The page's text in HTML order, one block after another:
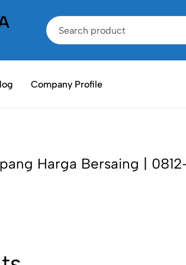
Company Profile
Harga Bersaing |